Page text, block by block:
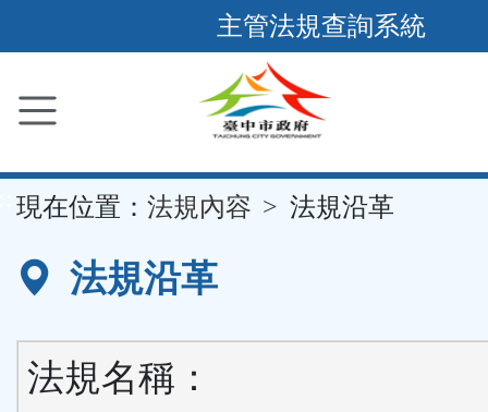
到
要
容
區
主管法規查詢系統
現在位置： 法規內容 法規沿革
法規沿革
法規名稱：